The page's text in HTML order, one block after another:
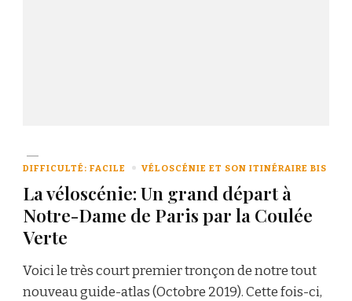
DIFFICULTÉ: FACILE VÉLOSCÉNIE ET SON ITINÉRAIRE BIS
La véloscénie: Un grand départ à
Notre-Dame de Paris par la Coulée
Verte
Voici le très court premier tronçon de notre tout
nouveau guide-atlas (Octobre 2019). Cette fois-ci,